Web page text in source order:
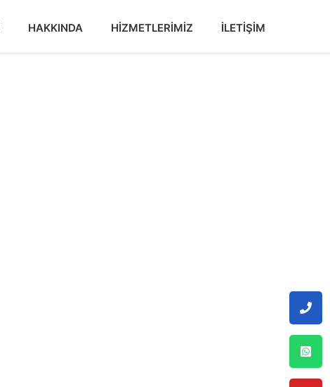
HAKKINDA HIZMETLERIMIZ İLETIŞIM